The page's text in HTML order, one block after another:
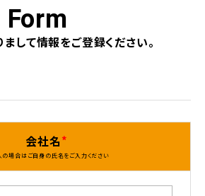
して情報をご登録ください。
会社名
場合はご自身の氏名をご入力ください